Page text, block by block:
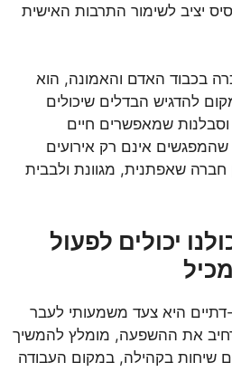
יציב לשימור התרבות האישית
בכבוד האדם והאמונה, הוא
להדגיש הבדלים שיכולים
שמאפשרים חיים
אינם רק אירועים
חברה שאפתנית, מגוונת ולבבית
יכולים לפעול
היא צעד משמעותי לעבר
את ההשפעה, מומלץ להמשיך
שיחות בקהילה, במקום העבודה